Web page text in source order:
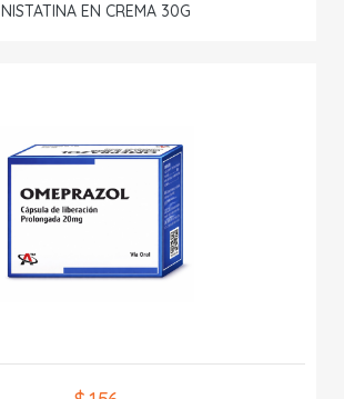
NISTATINA EN CREMA 30G